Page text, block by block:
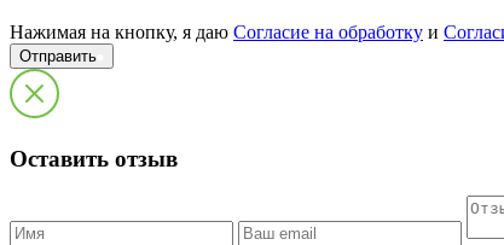
Нажимая на кнопку, я даю Согласие на обработку и
Отправить
Оставить отзыв